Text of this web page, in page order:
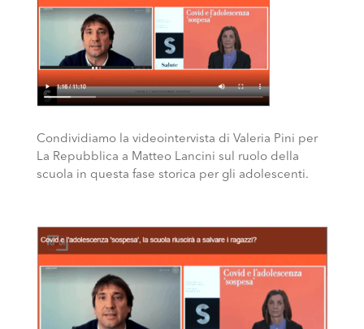
Condividiamo la videointervista di Valeria Pini per
La Repubblica a Matteo Lancini sul ruolo della
scuola in questa fase storica per gli adolescenti.